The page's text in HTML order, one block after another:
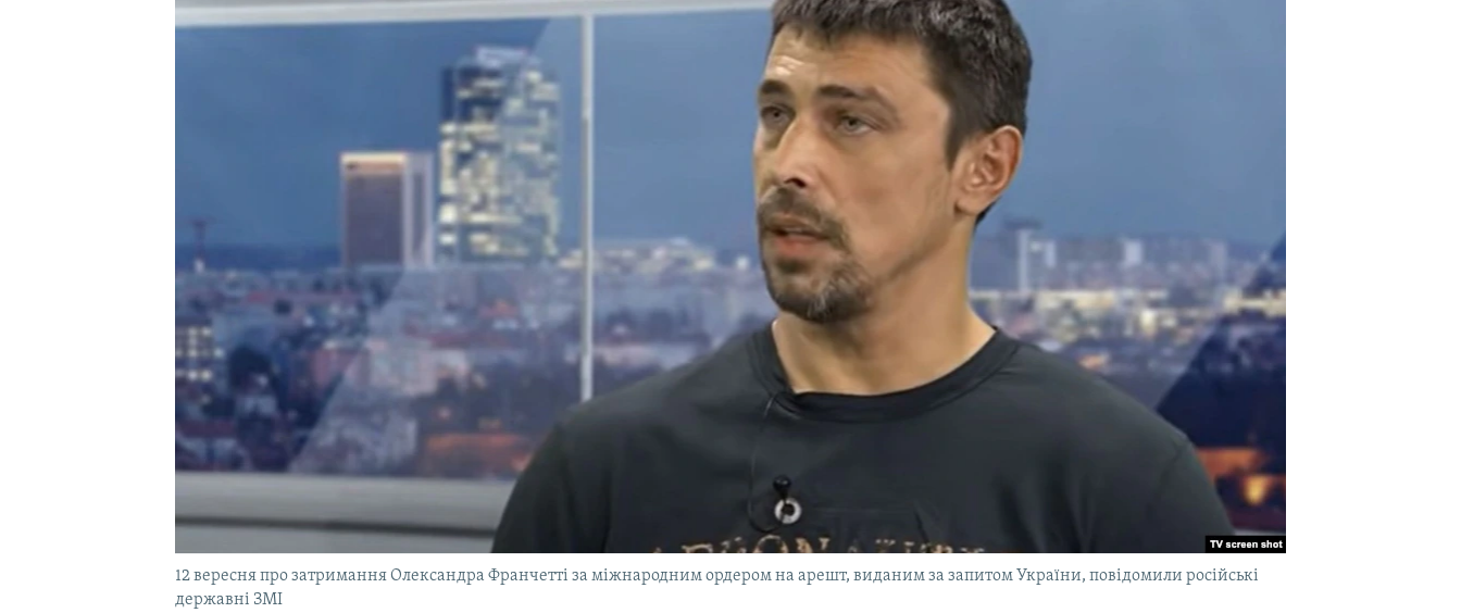
12 вересня про затримання Олександра Франчетті за міжнародним ордером на арешт, виданим за запитом України, повідомили російські
державні ЗМІ